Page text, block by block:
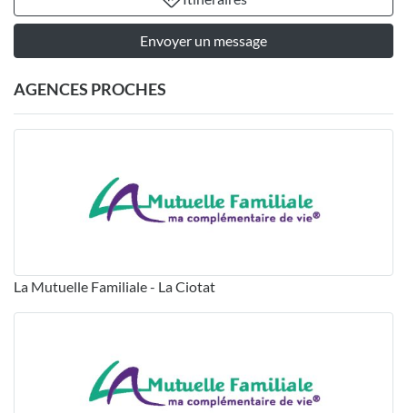
Envoyer un message
AGENCES PROCHES
La Mutuelle Familiale - La Ciotat